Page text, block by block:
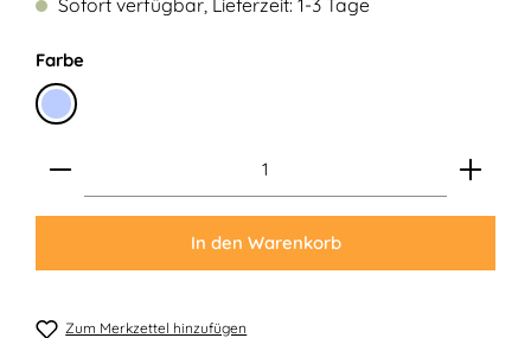
Farbeauswählen
Hellblau
Produkt Anzahl: Gib den gewünschten Wert ein
In den Warenkorb
Zum Merkzettel hinzufügen